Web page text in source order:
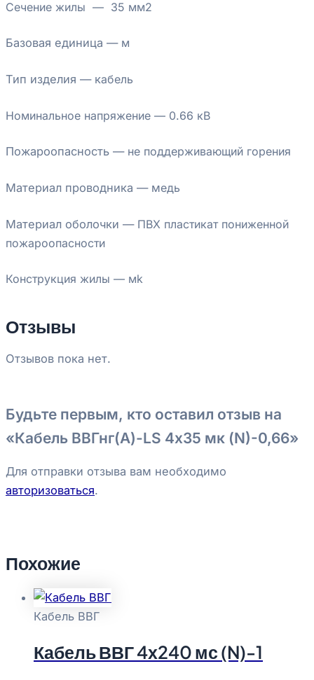
Сечение жилы — 35 мм2
Базовая единица — м
Тип изделия — кабель
Номинальное напряжение — 0.66 кВ
Пожароопасность — не поддерживающий горения
Материал проводника — медь
Материал оболочки — ПВХ пластикат пониженной
пожароопасности
Конструкция жилы — мk
Отзывы
Отзывов пока нет.
Будьте первым, кто оставил отзыв на
«Кабель ВВГнг(А)-LS 4х35 мк (N)-0,66»
Для отправки отзыва вам необходимо
авторизоваться.
Похожие
Кабель ВВГ
Кабель ВВГ 4х240 мс (N)-1